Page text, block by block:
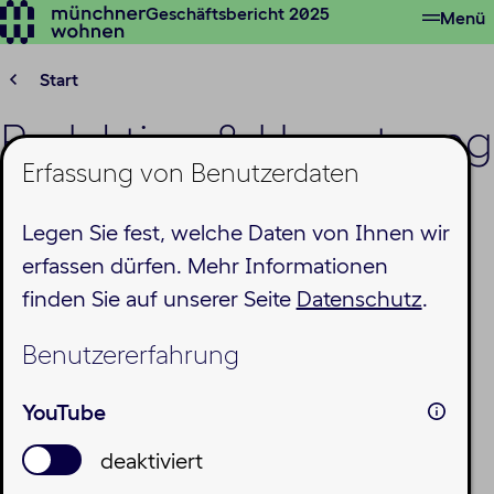
Erfassung von Benutzerdaten
Legen Sie fest, welche Daten von Ihnen wir
erfassen dürfen. Mehr Informationen
finden Sie auf unserer Seite Datenschutz.
Benutzererfahrung
YouTube
deaktiviert
Zum
springen
Geschäftsbericht 2025 Menü
Start
Redaktion & Umsetzung
Geschäftsbericht 2025
Projektleitung & Redaktion: Alessia Isabel
und Marketing Münchner Wohnen
Gestaltung: Stephan Wittmann, Mano
goller.de/